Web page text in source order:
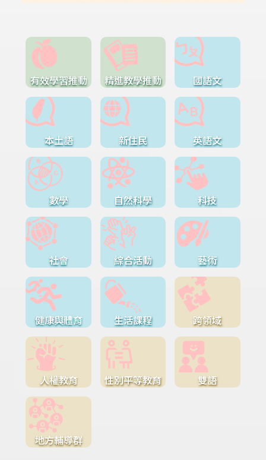
有效學習推動 精進教學推動 國語文
本土語 新住民 英語文
數學 自然科學 科技
社會 綜合活動 藝術
健康與體育 生活課程 跨領域
人權教育 性別平等教育 雙語
地方輔導群